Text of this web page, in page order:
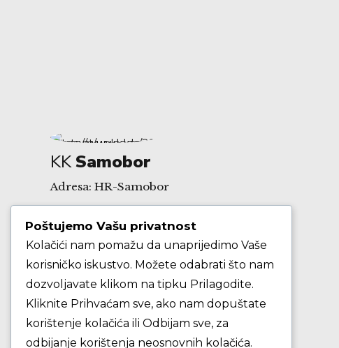
KKSamobor
Adresa: HR-Samobor
Andrije Hebranga 26A
E-mail: klub@kksamobor.hr
Poštujemo Vašu privatnost
Kolačići nam pomažu da unaprijedimo Vaše
korisničko iskustvo. Možete odabrati što nam
dozvoljavate klikom na tipku Prilagodite.
Kliknite Prihvaćam sve, ako nam dopuštate
korištenje kolačića ili Odbijam sve, za
odbijanje korištenja neosnovnih kolačića.